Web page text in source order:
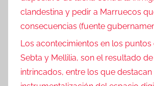
clandestina y pedir a Marruecos
consecuencias (fuente
Los acontecimientos en los puntos
Sebta y Mellilia, son el resultado
intrincados, entre los que destacan